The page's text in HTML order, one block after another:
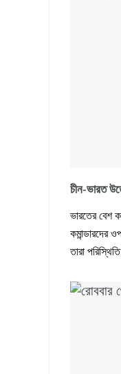
চীন-ভারত
ভারতের বেশ
কমান্ডারদের
তারা